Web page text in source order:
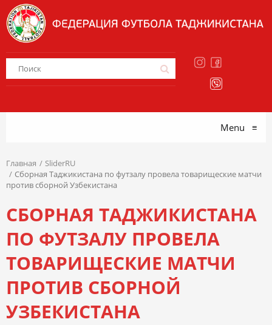
Menu ≡
Главная
SliderRU
Сборная Таджикистана по футзалу провела товарищеские матчи
против сборной Узбекистана
СБОРНАЯ ТАДЖИКИСТАНА
ПО ФУТЗАЛУ ПРОВЕЛА
ТОВАРИЩЕСКИЕ МАТЧИ
ПРОТИВ СБОРНОЙ
УЗБЕКИСТАНА